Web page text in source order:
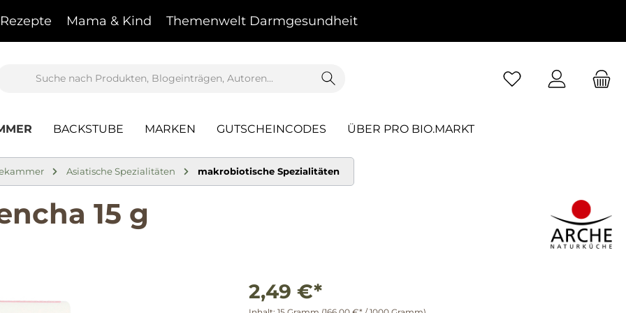
Rezepte Mama & Kind Themenwelt Darmgesundheit
BACKSTUBE MARKEN GUTSCHEINCODES ÜBER PRO BIO.MARKT
Asiatische Spezialitäten makrobiotische Spezialitäten
15 g
2,49 €*